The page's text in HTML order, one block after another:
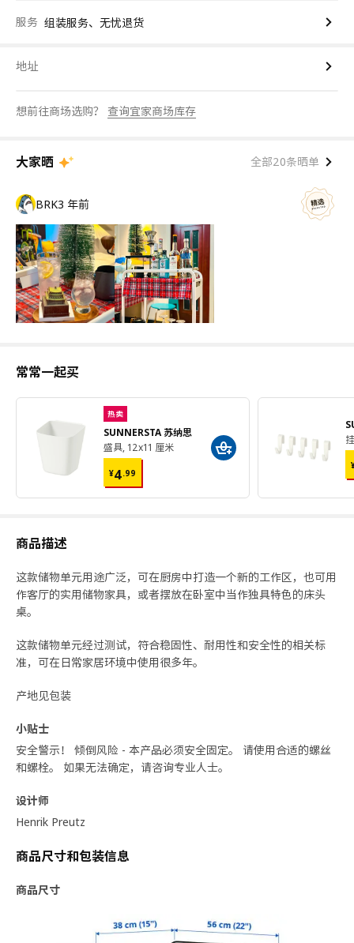
服务 组装服务、无忧退货
地址
想前往商场选购？ 查询宜家商场库存
大家晒 全部20条晒单
BRK3 年前
常常一起买
热卖
SUNNERSTA 苏纳思
盛具, 12x11 厘米
¥4.99
¥ 4.99
商品描述
这款储物单元用途广泛，可在厨房中打造一个新的工作区，也可用
作客厅的实用储物家具，或者摆放在卧室中当作独具特色的床头
桌。
这款储物单元经过测试，符合稳固性、耐用性和安全性的相关标
准，可在日常家居环境中使用很多年。
产地见包装
小贴士
安全警示！ 倾倒风险 - 本产品必须安全固定。 请使用合适的螺丝
和螺栓。 如果无法确定，请咨询专业人士。
设计师
Henrik Preutz
商品尺寸和包装信息
商品尺寸